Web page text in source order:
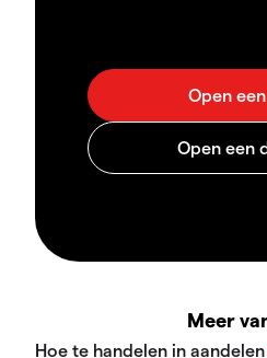
Meer